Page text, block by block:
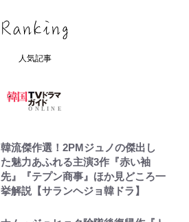
人気記事
韓流傑作選！2PMジュノの傑出し
た魅力あふれる主演3作『赤い袖
先』『テプン商事』ほか見どころ一
挙解説【サランヘジョ韓ドラ】